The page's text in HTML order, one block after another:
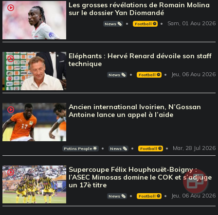
Les grosses révélations de Romain Molina
sur le dossier Yan Diomandé
News 🗞️ Football ⚽️ Sam, 01 Aou 2026
Eléphants : Hervé Renard dévoile son staff
technique
News 🗞️ Football ⚽️ Jeu, 06 Aou 2026
Ancien international Ivoirien, N’Gossan
Antoine lance un appel à l’aide
Potins People 🌟 News 🗞️ Football ⚽️ Mar, 28 Jul 2026
Supercoupe Félix Houphouët-Boigny :
l’ASEC Mimosas domine le COK et s’adjuge
un 17è titre
News 🗞️ Football ⚽️ Jeu, 06 Aou 2026